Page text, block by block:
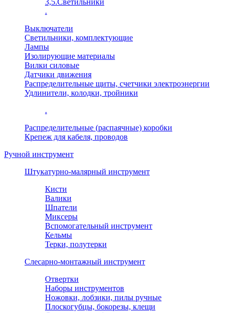
3,5.Светильники
.
Выключатели
Светильники, комплектующие
Лампы
Изолирующие материалы
Вилки силовые
Датчики движения
Распределительные щиты, счетчики электроэнергии
Удлинители, колодки, тройники
.
Распределительные (распаячные) коробки
Крепеж для кабеля, проводов
Ручной инструмент
Штукатурно-малярный инструмент
Кисти
Валики
Шпатели
Миксеры
Вспомогательный инструмент
Кельмы
Терки, полутерки
Слесарно-монтажный инструмент
Отвертки
Наборы инструментов
Ножовки, лобзики, пилы ручные
Плоскогубцы, бокорезы, клещи